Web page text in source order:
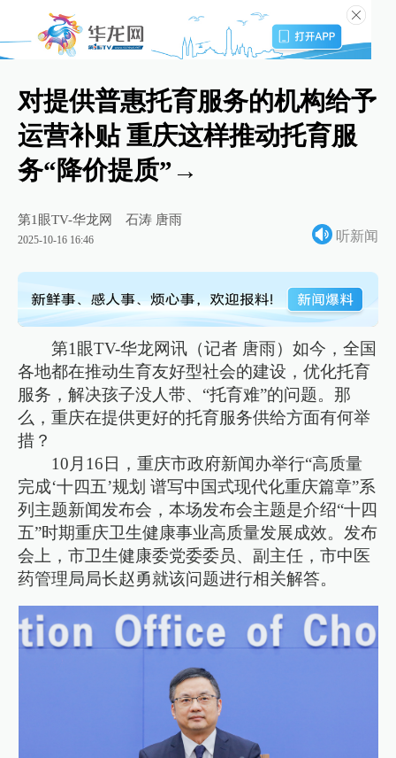
对提供普惠托育服务的机构给予
运营补贴 重庆这样推动托育服
务“降价提质”→
第1眼TV-华龙网 石涛 唐雨
2025-10-16 16:46 听新闻
第1眼TV-华龙网讯（记者 唐雨）如今，全国
各地都在推动生育友好型社会的建设，优化托育
服务，解决孩子没人带、“托育难”的问题。那
么，重庆在提供更好的托育服务供给方面有何举
措？
10月16日，重庆市政府新闻办举行“高质量
完成‘十四五’规划 谱写中国式现代化重庆篇章”系
列主题新闻发布会，本场发布会主题是介绍“十四
五”时期重庆卫生健康事业高质量发展成效。发布
会上，市卫生健康委党委委员、副主任，市中医
药管理局局长赵勇就该问题进行相关解答。